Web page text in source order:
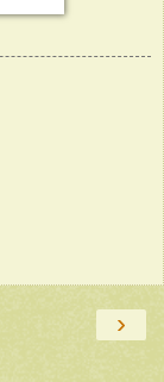
›